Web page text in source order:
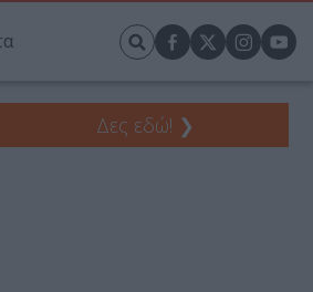
Δες εδώ! ❯